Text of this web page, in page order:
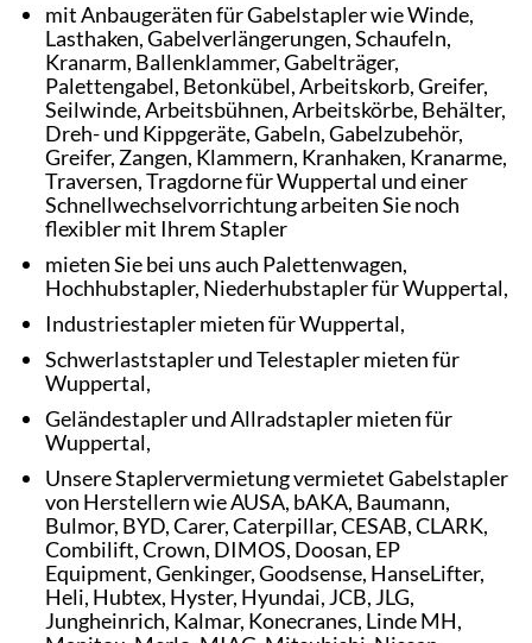
mit Anbaugeräten für Gabelstapler wie Winde,
Lasthaken, Gabelverlängerungen, Schaufeln,
Kranarm, Ballenklammer, Gabelträger,
Palettengabel, Betonkübel, Arbeitskorb, Greifer,
Seilwinde, Arbeitsbühnen, Arbeitskörbe, Behälter,
Dreh- und Kippgeräte, Gabeln, Gabelzubehör,
Greifer, Zangen, Klammern, Kranhaken, Kranarme,
Traversen, Tragdorne für Wuppertal und einer
Schnellwechselvorrichtung arbeiten Sie noch
flexibler mit Ihrem Stapler
mieten Sie bei uns auch Palettenwagen,
Hochhubstapler, Niederhubstapler für Wuppertal,
Industriestapler mieten für Wuppertal,
Schwerlaststapler und Telestapler mieten für
Wuppertal,
Geländestapler und Allradstapler mieten für
Wuppertal,
Unsere Staplervermietung vermietet Gabelstapler
von Herstellern wie AUSA, bAKA, Baumann,
Bulmor, BYD, Carer, Caterpillar, CESAB, CLARK,
Combilift, Crown, DIMOS, Doosan, EP
Equipment, Genkinger, Goodsense, HanseLifter,
Heli, Hubtex, Hyster, Hyundai, JCB, JLG,
Jungheinrich, Kalmar, Konecranes, Linde MH,